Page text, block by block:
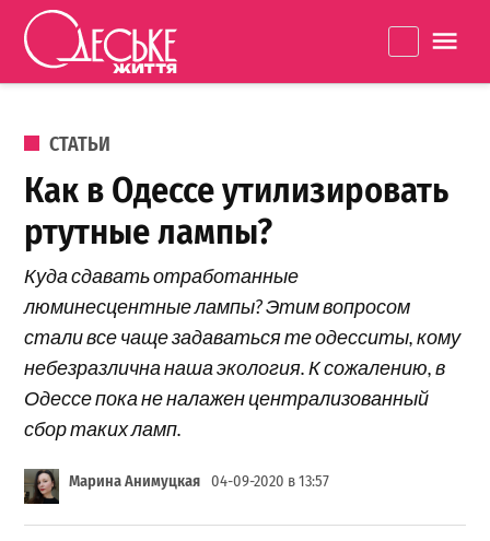
Перейти к содержанию
життя
ОПУБЛИКОВАНО В
СТАТЬИ
Как в Одессе утилизировать
ртутные лампы?
Куда сдавать отработанные
люминесцентные лампы? Этим вопросом
стали все чаще задаваться те одесситы, кому
небезразлична наша экология. К сожалению, в
Одессе пока не налажен централизованный
сбор таких ламп.
Марина Анимуцкая 04-09-2020 в 13:57